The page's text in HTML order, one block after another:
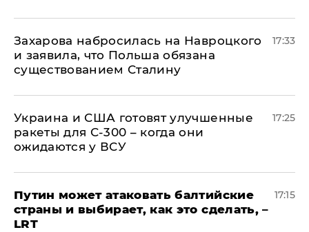
​Захарова набросилась на Навроцкого
и заявила, что Польша обязана
существованием Сталину
17:33
Украина и США готовят улучшенные
ракеты для С-300 – когда они
ожидаются у ВСУ
17:25
Путин может атаковать балтийские
страны и выбирает, как это сделать, –
LRT
17:15